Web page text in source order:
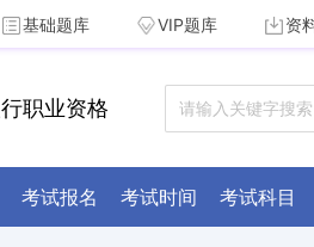
基础题库 VIP题库 资
职业资格
考试报名 考试时间 考试科目